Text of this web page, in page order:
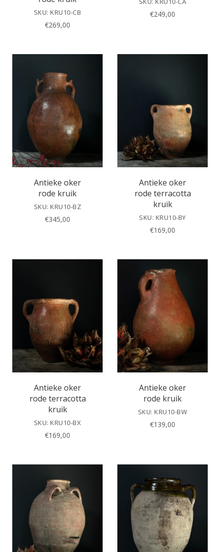
SKU: KRU10-CB
€269,00
€249,00
Antieke oker
rode kruik
SKU: KRU10-BZ
€345,00
Antieke oker
rode terracotta
kruik
SKU: KRU10-BY
€169,00
Antieke oker
rode terracotta
kruik
SKU: KRU10-BX
€169,00
Antieke oker
rode kruik
SKU: KRU10-BW
€139,00